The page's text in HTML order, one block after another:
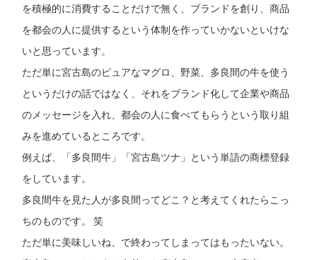
を積極的に消費することだけで無く、ブランドを創り、商品
を都会の人に提供するという体制を作っていかないといけな
いと思っています。
ただ単に宮古島のピュアなマグロ、野菜、多良間の牛を使う
というだけの話ではなく、それをブランド化して企業や商品
のメッセージを入れ、都会の人に食べてもらうという取り組
みを進めているところです。
例えば、「多良間牛」「宮古島ツナ」という単語の商標登録
をしています。
多良間牛を見た人が多良間ってどこ？と考えてくれたらこっ
ちのものです。 笑
ただ単に美味しいね、で終わってしまってはもったいない。